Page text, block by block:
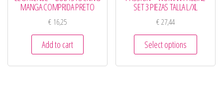
MANGA COMPRIDA PRETO
€16,25
Add to cart
SET 3 PIEZAS TALLA L/XL
€27,44
Select options